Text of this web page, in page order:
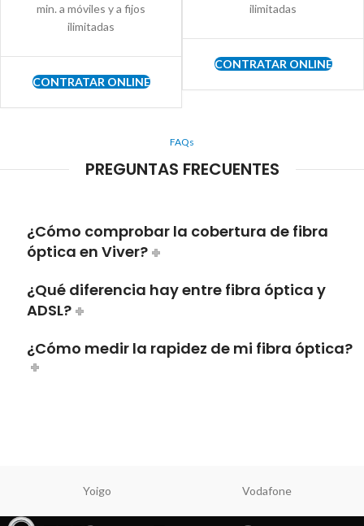
min. a móviles y a fijos
ilimitadas
CONTRATAR ONLINE
ilimitadas
CONTRATAR ONLINE
FAQs
PREGUNTAS FRECUENTES
¿Cómo comprobar la cobertura de fibra
óptica en Viver?
¿Qué diferencia hay entre fibra óptica y
ADSL?
¿Cómo medir la rapidez de mi fibra óptica?
Yoigo Vodafone